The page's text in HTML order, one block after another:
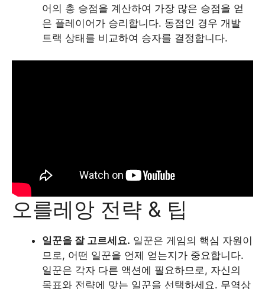
어의 총 승점을 계산하여 가장 많은 승점을 얻
은 플레이어가 승리합니다. 동점인 경우 개발
트랙 상태를 비교하여 승자를 결정합니다.
오를레앙 전략 & 팁
일꾼을 잘 고르세요. 일꾼은 게임의 핵심 자원이
므로, 어떤 일꾼을 언제 얻는지가 중요합니다.
일꾼은 각자 다른 액션에 필요하므로, 자신의
목표와 전략에 맞는 일꾼을 선택하세요. 무역상